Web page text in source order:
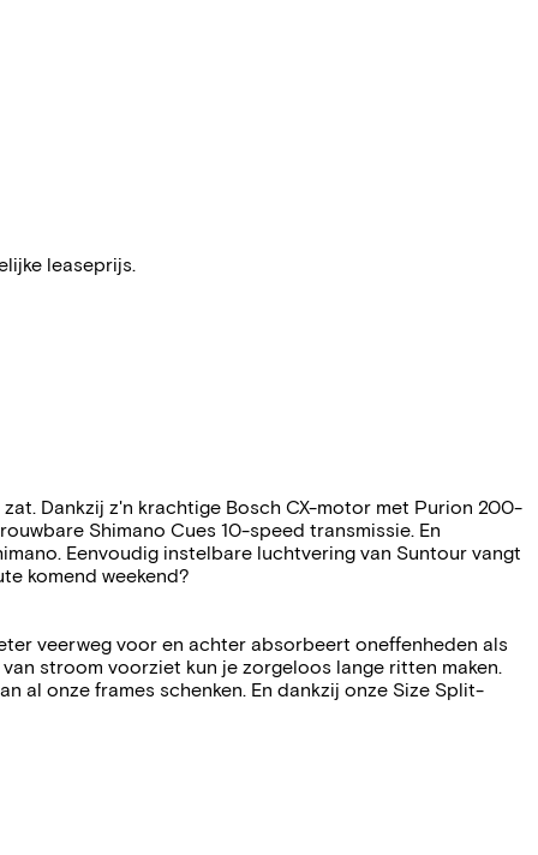
leaseprijs.
Dankzij z'n krachtige Bosch CX-motor met Purion 200-
Shimano Cues 10-speed transmissie. En
Eenvoudig instelbare luchtvering van Suntour vangt
komend weekend?
veerweg voor en achter absorbeert oneffenheden als
stroom voorziet kun je zorgeloos lange ritten maken.
al onze frames schenken. En dankzij onze Size Split-